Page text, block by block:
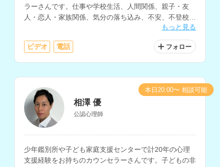
ラーさんです。仕事や学校生活、人間関係、親子・友
人・恋人・家族関係、気分の落ち込み、不安、不登校、
発達障害、性格、人生についての相談などに対応されて
もっと見る
ビデオ 電話 フォロー
相澤 優
公認心理師
少年鑑別所や子ども家庭支援センターで計20年の心理
支援経験をお持ちのカウンセラーさんです。子どもの非
本日20:00〜 相談可能